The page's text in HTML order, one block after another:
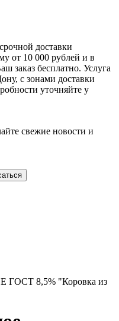
доставки
от 10 000 рублей и в
заказ бесплатно. Услуга
с зонами доставки
уточняйте у
свежие новости и
ГОСТ 8,5% "Коровка из